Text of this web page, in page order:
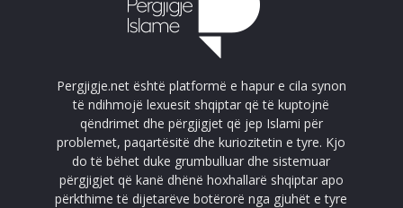
Pergjigje.net është platformë e hapur e cila synon
të ndihmojë lexuesit shqiptar që të kuptojnë
qëndrimet dhe përgjigjet që jep Islami për
problemet, paqartësitë dhe kuriozitetin e tyre. Kjo
do të bëhet duke grumbulluar dhe sistemuar
përgjigjet që kanë dhënë hoxhallarë shqiptar apo
përkthime të dijetarëve botërorë nga gjuhët e tyre